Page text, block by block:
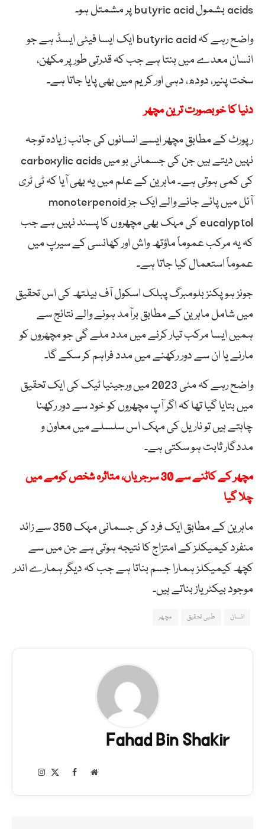
acids بشمول butyric acid پر مشمتل ہو۔
واضح رہے کہ butyric acid ایک ایسا فیٹی ایسڈ ہے جو
انسان معدے میں بنتا ہے جب کہ قدرتی طور پر مکھن،
سخت پنیر، دودھ، دہی اور کریم میں بھی پایا جاتا ہے۔
دنیا کا خوبصورت ترین مچھر
رپورٹ کے مطابق مچھر ایسے انسانوں کی جانب زیادہ توجہ
نہیں دیتے ہیں جن کی جسمانی بو میں carboxylic acids
کی کمی ہوتی ہے۔ ماہرین کے علم میں یہ بھی آیا کہ ٹی ٹری
آئل میں پائے جانے والے ایک جز monoterpenoid
eucalyptol کی مہک بھی مچھروں کا پسند نہیں ہے جب
کہ یہ مرکب عموماً ماؤتھ واش اور کھانسی کے سیرپ میں
عموماً استعمال کیا جاتا ہے۔
جونز ہوپکنز بلومبرگ پبلک اسکول آف ہیلتھ کی اس تحقیق
میں شامل ماہرین کے مطابق برآمد ہونے والے نتائج سے
ہمیں ایسا مرکب تیار کرنے میں مدد ملے گی جو مچھروں کو
مارنے یا ان سے دور رکھنے میں مدد فراہم کر سکے گا۔
واضح رہے کہ مئی 2023 میں ورجینیا ٹیک کی ایک تحقیق
میں بتایا گیا تھا کہ اگر آپ مچھروں کو خود سے دور رکھنا
چاہتے ہیں تو ناریل کی مہک اس سلسلے میں معاون و
مددگار ثابت ہو سکتی ہے۔
مچھر کے کاٹنے سے 30 سرجریاں، متاثرہ شخص کومے میں
چلا گیا
ماہرین کے مطابق ایک فرد کی جسمانی مہک 350 سے زائد
منفرد کیمیکلز کے امتزاج کا نتیجہ ہوتی ہے جن میں سے
کچھ کیمیکلز ہمارا جسم بناتا ہے جب کہ دیگر ہمارے اندر
موجود بیکٹریاز بناتے ہیں۔
انسان طبی تحقیق مچھر
Fahad Bin Shakir
Website
Facebook
Instagram